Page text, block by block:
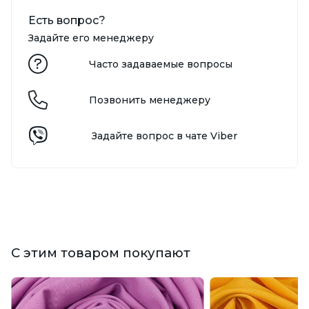
Есть вопрос?
Задайте его менеджеру
Часто задаваемые вопросы
Позвонить менеджеру
Задайте вопрос в чате Viber
С этим товаром покупают